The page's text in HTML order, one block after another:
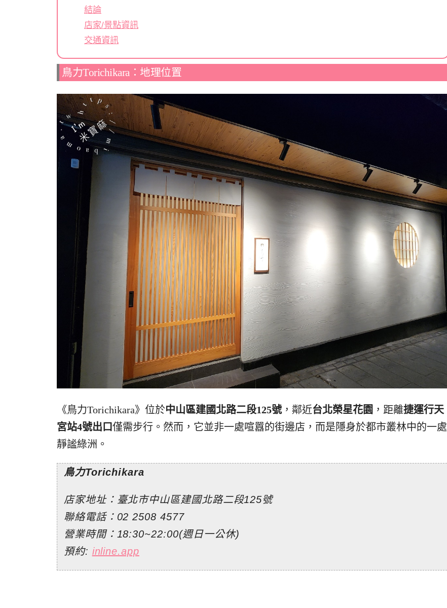
結論
店家/景點資訊
交通資訊
鳥力Torichikara：地理位置
《鳥力Torichikara》位於中山區建國北路二段125號，鄰近台北榮星花園 ，距離捷運行天
宮站4號出口僅需步行。然而，它並非一處喧囂的街邊店，而是隱身於都市叢林中的一處
靜謐綠洲。
鳥力Torichikara
店家地址：臺北市中山區建國北路二段125號
聯絡電話：02 2508 4577
營業時間：18:30~22:00(週日一公休)
預約: inline.app